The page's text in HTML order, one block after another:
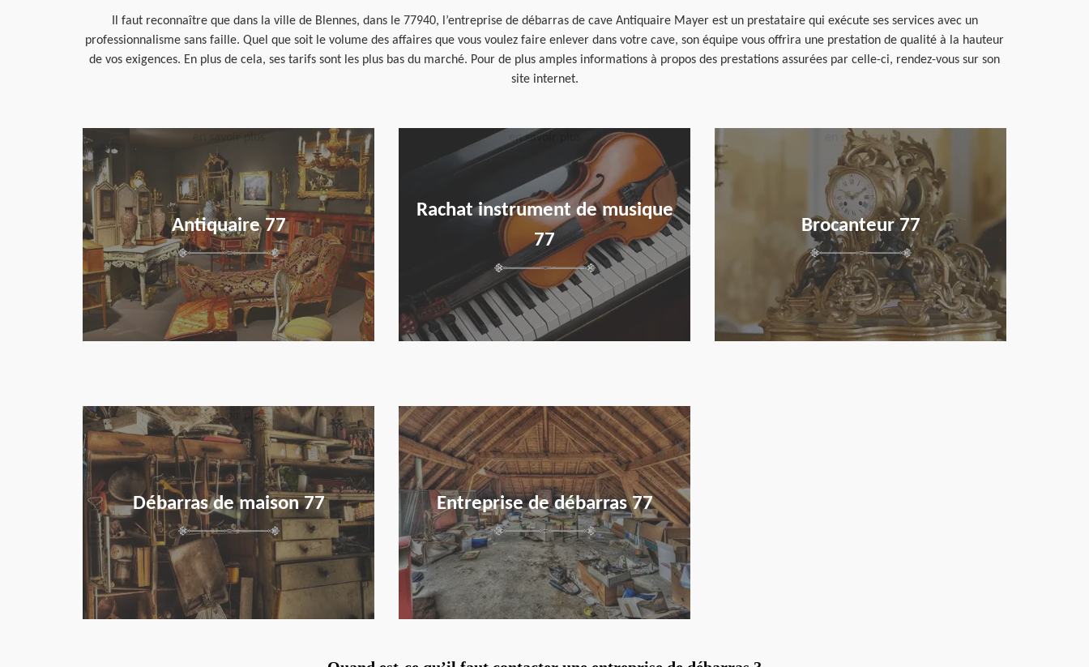
Il faut reconnaître que dans la ville de Blennes, dans le 77940, l’entreprise de débarras de cave Antiquaire Mayer est un prestataire qui exécute ses services avec un
professionnalisme sans faille. Quel que soit le volume des affaires que vous voulez faire enlever dans votre cave, son équipe vous offrira une prestation de qualité à la hauteur
de vos exigences. En plus de cela, ses tarifs sont les plus bas du marché. Pour de plus amples informations à propos des prestations assurées par celle-ci, rendez-vous sur son
site internet.
Antiquaire 77
Rachat instrument de musique
77
en savoir plus
Brocanteur 77
en savoir plus
Débarras de maison 77
en savoir plus
Entreprise de débarras 77
en savoir plus